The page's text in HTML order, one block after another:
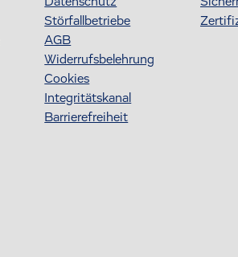
Störfallbetriebe
AGB
Widerrufsbelehrung
Cookies
Integritätskanal
Barrierefreiheit